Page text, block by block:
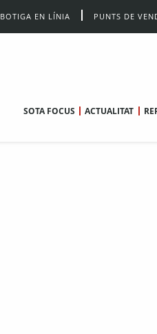
BOTIGA EN LÍNIA PUNTS DE
SOTA FOCUS ACTUALITAT